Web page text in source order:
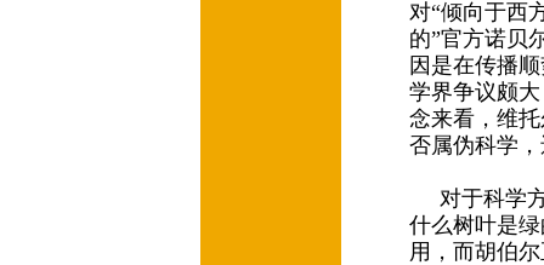
对“倾向于西
的”官方诺贝
因是在传播
学界争议颇
念来看，维
否属伪科学
对于科学方
什么树叶是
用，而胡伯